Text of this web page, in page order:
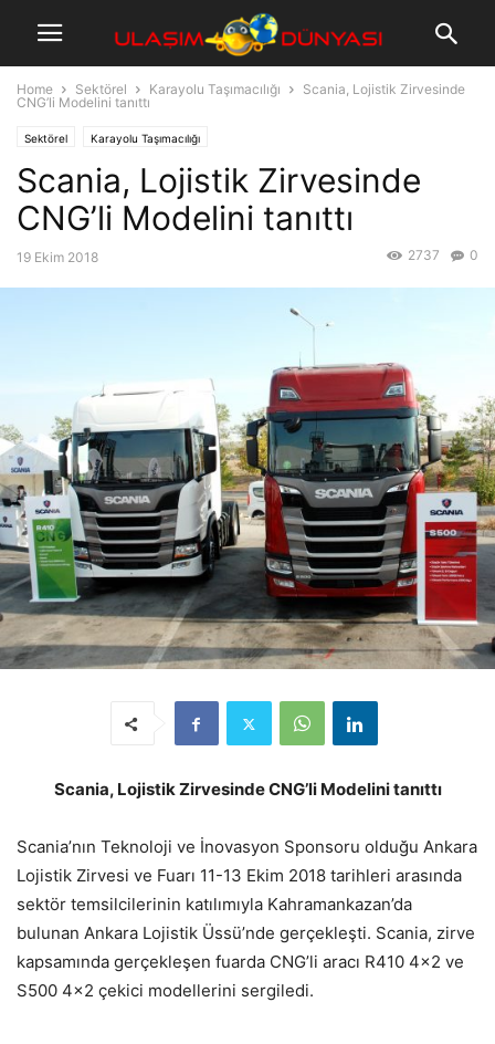
Home Sektörel Karayolu Taşımacılığı
Scania, Lojistik Zirvesinde
CNG’li Modelini tanıttı
Sektörel Karayolu Taşımacılığı
Scania, Lojistik Zirvesinde
CNG’li Modelini tanıttı
19 Ekim 2018 0
2737
Scania, Lojistik Zirvesinde CNG’li Modelini tanıttı
Scania’nın Teknoloji ve İnovasyon Sponsoru olduğu Ankara
Lojistik Zirvesi ve Fuarı 11-13 Ekim 2018 tarihleri arasında
sektör temsilcilerinin katılımıyla Kahramankazan’da
bulunan Ankara Lojistik Üssü’nde gerçekleşti. Scania, zirve
kapsamında gerçekleşen fuarda CNG’li aracı R410 4×2 ve
S500 4×2 çekici modellerini sergiledi.